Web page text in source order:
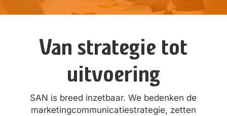
Van strategie tot
uitvoering
SAN is breed inzetbaar. We bedenken de
marketingcommunicatiestrategie, zetten